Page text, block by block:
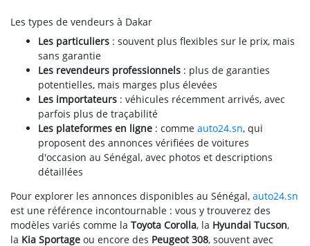
Les types de vendeurs à Dakar
Les particuliers : souvent plus flexibles sur le prix, mais
sans garantie
Les revendeurs professionnels : plus de garanties
potentielles, mais marges plus élevées
Les importateurs : véhicules récemment arrivés, avec
parfois plus de traçabilité
Les plateformes en ligne : comme auto24.sn, qui
proposent des annonces vérifiées de voitures
d'occasion au Sénégal, avec photos et descriptions
détaillées
Pour explorer les annonces disponibles au Sénégal, auto24.sn
est une référence incontournable : vous y trouverez des
modèles variés comme la Toyota Corolla, la Hyundai Tucson,
la Kia Sportage ou encore des Peugeot 308, souvent avec